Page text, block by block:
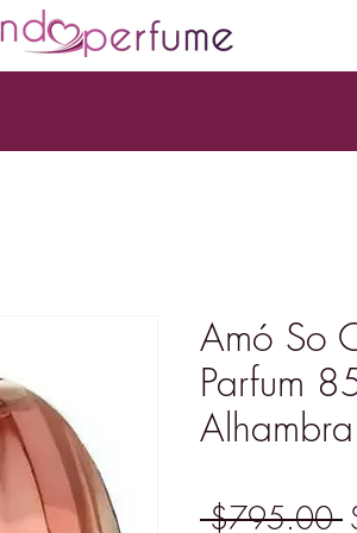
Amó So
Parfum
Alhambra
$795.00